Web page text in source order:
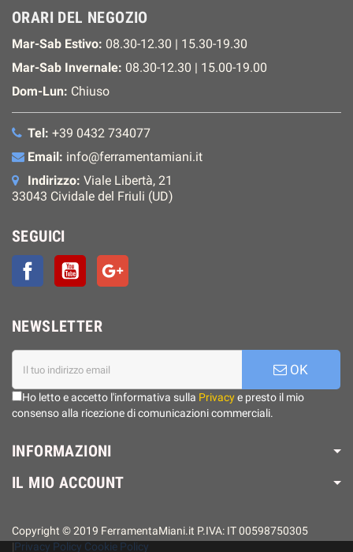
ORARI DEL NEGOZIO
Mar-Sab Estivo: 08.30-12.30 | 15.30-19.30
Mar-Sab Invernale: 08.30-12.30 | 15.00-19.00
Dom-Lun: Chiuso
Tel: +39 0432 734077
Email: info@ferramentamiani.it
Indirizzo: Viale Libertà, 21
33043 Cividale del Friuli (UD)
SEGUICI
FacebookYouTube
NEWSLETTER
OK
Ho letto e accetto l'informativa sulla Privacye presto il mio
consenso alla ricezione di comunicazioni commerciali.
INFORMAZIONI
IL MIO ACCOUNT
Copyright © 2019 FerramentaMiani.it P.IVA: IT 00598750305
|Privacy Policy Cookie Policy